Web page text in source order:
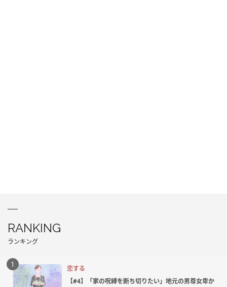
RANKING
ランキング
恋する
【#4】「家の呪縛を断ち切りたい」地元の男尊女卑か